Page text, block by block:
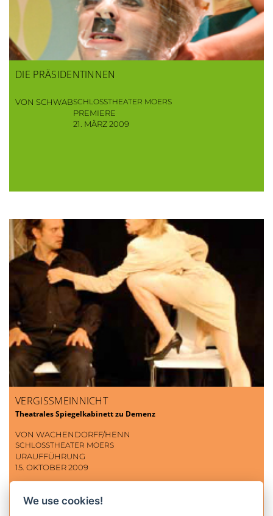
DIE PRÄSIDENTINNEN
VON SCHWABSCHLOSSTHEATER MOERS
PREMIERE
21. MÄRZ 2009
VERGISSMEINNICHT
Theatrales Spiegelkabinett zu Demenz
VON WACHENDORFF/HENN
SCHLOSSTHEATER MOERS
URAUFFÜHRUNG
15. OKTOBER 2009
We use cookies!